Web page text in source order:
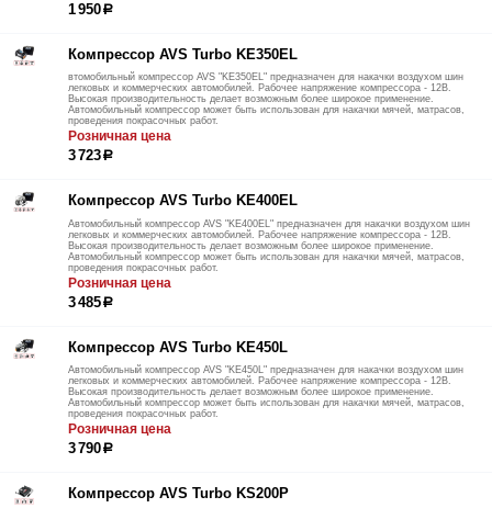
1 950р
Компрессор AVS Turbo KE350EL
втомобильный компрессор AVS "KE350EL" предназначен для накачки воздухом шин
легковых и коммерческих автомобилей. Рабочее напряжение компрессора - 12В.
Высокая производительность делает возможным более широкое применение.
Автомобильный компрессор может быть использован для накачки мячей, матрасов,
проведения покрасочных работ.
Розничная цена
3 723р
Компрессор AVS Turbo KE400EL
Автомобильный компрессор AVS "KE400EL" предназначен для накачки воздухом шин
легковых и коммерческих автомобилей. Рабочее напряжение компрессора - 12В.
Высокая производительность делает возможным более широкое применение.
Автомобильный компрессор может быть использован для накачки мячей, матрасов,
проведения покрасочных работ.
Розничная цена
3 485р
Компрессор AVS Turbo KE450L
Автомобильный компрессор AVS "KE450L" предназначен для накачки воздухом шин
легковых и коммерческих автомобилей. Рабочее напряжение компрессора - 12В.
Высокая производительность делает возможным более широкое применение.
Автомобильный компрессор может быть использован для накачки мячей, матрасов,
проведения покрасочных работ.
Розничная цена
3 790р
Компрессор AVS Turbo KS200P